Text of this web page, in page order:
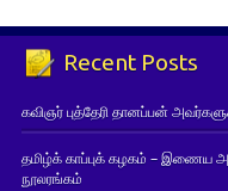
Recent Posts
கவிஞர் புத்தேரி தானப்பன்
தமிழ்க் காப்புக் கழகம் – இணைய
நூலரங்கம்